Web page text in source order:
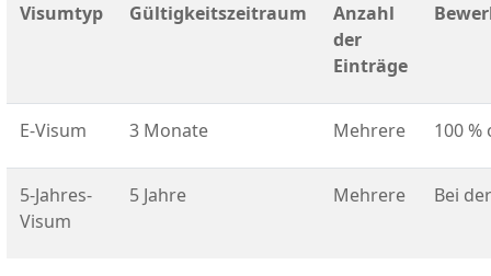
Visumtyp Gültigkeitszeitraum
Anzahl
der
Einträge
E-Visum 3 Monate Mehrere 100 %
5-Jahres-
Visum
5 Jahre Mehrere Bei